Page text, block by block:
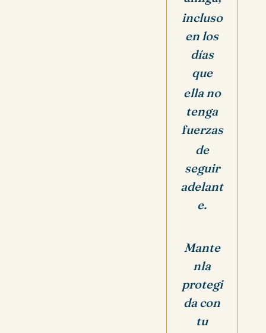
incluso
en los
días
que
ella no
tenga
fuerzas
de
seguir
adelant
e.
Mante
nla
protegi
da con
tu